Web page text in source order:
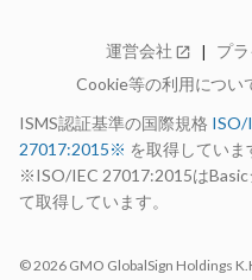
Advanceシリーズ
仕様・機能
構成例
99.99%稼働率保証
サポート
お申し込みの流れ
運営会社 open_in_new プ
Cookie等の利用につい
ISMS認証基準の国際規格 ISO/
27017:2015※ を取得していま
※ISO/IEC 27017:2015は
て取得しています。
© 2026 GMO GlobalSign Holdings